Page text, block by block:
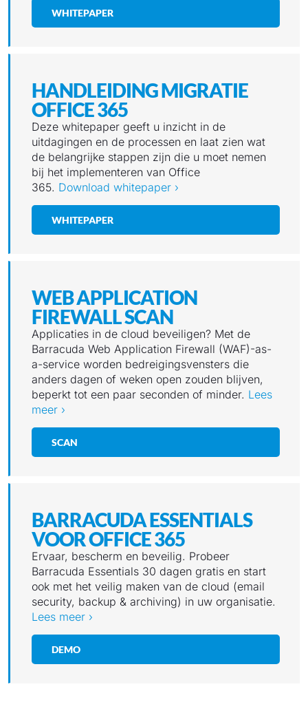
WHITEPAPER
HANDLEIDING MIGRATIE
OFFICE 365
Deze whitepaper geeft u inzicht in de
uitdagingen en de processen en laat zien wat
de belangrijke stappen zijn die u moet nemen
bij het implementeren van Office
365. Download whitepaper ›
WHITEPAPER
WEB APPLICATION
FIREWALL SCAN
Applicaties in de cloud beveiligen? Met de
Barracuda Web Application Firewall (WAF)-as-
a-service worden bedreigingsvensters die
anders dagen of weken open zouden blijven,
beperkt tot een paar seconden of minder. Lees
meer ›
SCAN
BARRACUDA ESSENTIALS
VOOR OFFICE 365
Ervaar, bescherm en beveilig. Probeer
Barracuda Essentials 30 dagen gratis en start
ook met het veilig maken van de cloud (email
security, backup & archiving) in uw organisatie.
Lees meer ›
DEMO